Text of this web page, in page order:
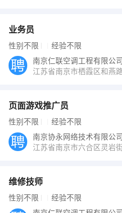
业务员
性别不限 经验不限
南京仁联空调工程有限公司
江苏省南京市栖霞区和燕
页面游戏推广员
性别不限 经验不限
南京协永网络技术有限公司
江苏省南京市六合区灵岩
维修技师
性别不限 经验不限